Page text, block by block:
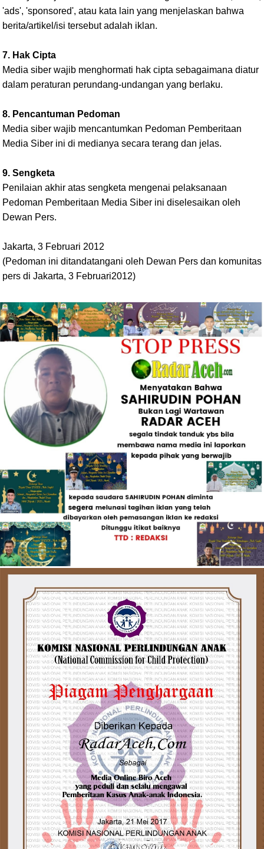
'ads', 'sponsored', atau kata lain yang menjelaskan bahwa
berita/artikel/isi tersebut adalah iklan.
7. Hak Cipta
Media siber wajib menghormati hak cipta sebagaimana diatur
dalam peraturan perundang-undangan yang berlaku.
8. Pencantuman Pedoman
Media siber wajib mencantumkan Pedoman Pemberitaan
Media Siber ini di medianya secara terang dan jelas.
9. Sengketa
Penilaian akhir atas sengketa mengenai pelaksanaan
Pedoman Pemberitaan Media Siber ini diselesaikan oleh
Dewan Pers.
Jakarta, 3 Februari 2012
(Pedoman ini ditandatangani oleh Dewan Pers dan komunitas
pers di Jakarta, 3 Februari2012)